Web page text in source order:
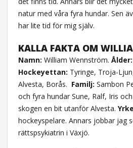
natur med våra fyra hundar. Sen
har lite tid för mig själv.
KALLA FAKTA OM
Namn: William Wennström. Ålder:
Hockeyettan: Tyringe, Troja-
Alvesta, Borås. Familj: Sambon
och fyra hundar Sune, Ralf, Iris
skogen en bit utanför Alvesta.
hockeyspelare. Annars jobbar jag
rättspsykiatrin i Växjö.